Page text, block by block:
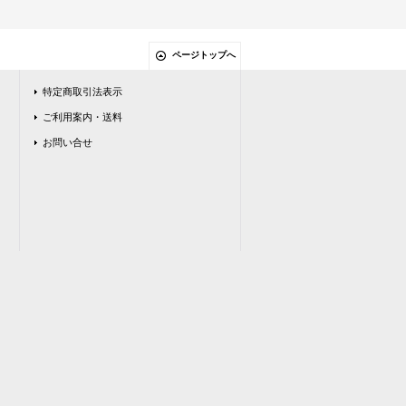
ページトップへ
特定商取引法表示
ご利用案内・送料
お問い合せ